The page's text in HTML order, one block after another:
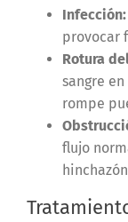
Infección:
provocar
Rotura
sangre
rompe
flujo